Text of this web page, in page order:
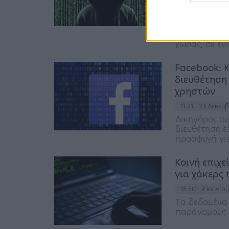
Σύμφωνα με
συνελήφθη
χώρας, σε
Facebook:
χρηστών
11:21 - 23
Δικηγόροι
διευθέτηση
προσφυγή
Κοινή
για
15:50 - 9
Tα
παράνομους